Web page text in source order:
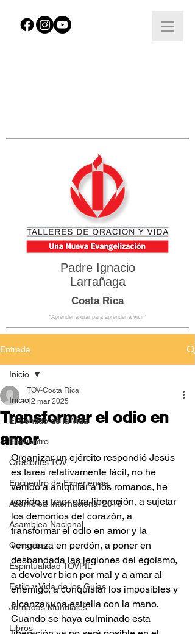
Padre Ignacio
Larrañaga
Costa Rica
“Aprender a orar para aprender a vivir”
Entrada
Inicio
El Sentido de la Vida
Encuentro
Oraciones TOV
Encuentro de Experiencia
Asamblea Internacional 2018
Asamblea Nacional
Consultas
Espiritualidad TOVPIL
Estilo y Vida de los Guías
Jornadas Mundiales
Libros
Inicio
Transformar el odio en
amor
TOV-Costa Rica
12 mar 2025
Organizar un ejército respondió Jesús
es tarea relativamente fácil, no he
venido a aniquilar a los romanos, he
venido a traer otra liberación, a sujetar
los demonios del corazón, a
transformar el odio en amor y la
venganza en perdón, a poner en
desbandada las legiones del egoísmo,
a devolver bien por mal y a amar al
enemigo, a conquistar los imposibles y
alcanzar una estrella con la mano.
Cuando se haya culminado esta